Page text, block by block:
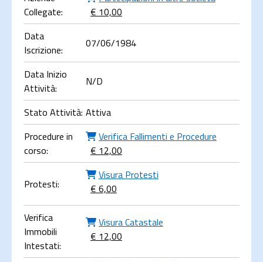
Collegate:
€ 10,00
Data
Iscrizione:
07/06/1984
Data Inizio
Attività:
N/D
Stato Attività: Attiva
Procedure in
corso:
Verifica Fallimenti e Procedure
€ 12,00
Protesti:
Visura Protesti
€ 6,00
Verifica
Immobili
Intestati:
Visura Catastale
€ 12,00